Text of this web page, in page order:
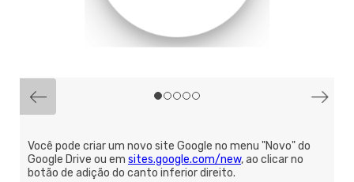
Você pode criar um novo site Google no menu "Novo" do
Google Drive ou em sites.google.com/new, ao clicar no
botão de adição do canto inferior direito.